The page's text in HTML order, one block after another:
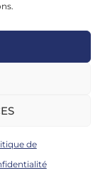
de